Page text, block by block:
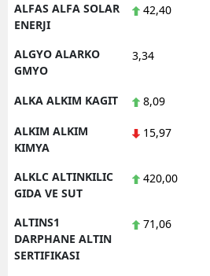
ALFAS ALFA SOLAR
ENERJI
42,40
ALGYO ALARKO
GMYO
3,34
ALKA ALKIM KAGIT 8,09
ALKIM ALKIM
KIMYA
15,97
ALKLC ALTINKILIC
GIDA VE SUT
420,00
ALTINS1
DARPHANE ALTIN
SERTIFIKASI
71,06